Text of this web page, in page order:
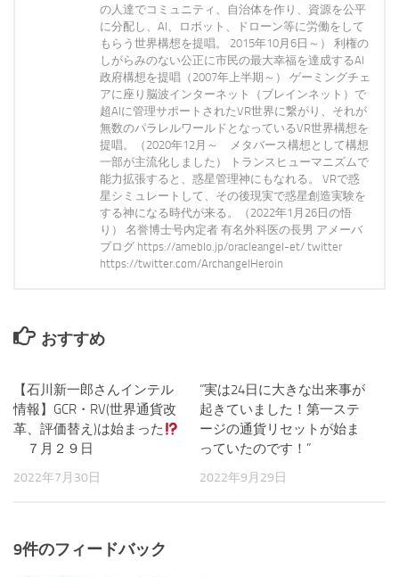
の人達でコミュニティ、自治体を作り、資源を公平
に分配し、AI、ロボット、ドローン等に労働をして
もらう世界構想を提唱。 2015年10月6日～） 利権の
しがらみのない公正に市民の最大幸福を達成するAI
政府構想を提唱（2007年上半期～） ゲーミングチェ
アに座り脳波インターネット（ブレインネット）で
超AIに管理サポートされたVR世界に繋がり、それが
無数のパラレルワールドとなっているVR世界構想を
提唱。（2020年12月～ メタバース構想として構想
一部が主流化しました） トランスヒューマニズムで
能力拡張すると、惑星管理神にもなれる。 VRで惑
星シミュレートして、その後現実で惑星創造実験を
する神になる時代が来る。（2022年1月26日の悟
り） 名誉博士号内定者 有名外科医の長男 アメーバ
ブログ https://ameblo.jp/oracleangel-et/ twitter
https://twitter.com/ArchangelHeroin
おすすめ
【石川新一郎さんインテル
情報】GCR・RV(世界通貨改
革、評価替え)は始まった
７月２９日
2022年7月30日
”実は24日に大きな出来事が
起きていました！第一ステ
ージの通貨リセットが始ま
っていたのです！”
2022年9月29日
9件のフィードバック